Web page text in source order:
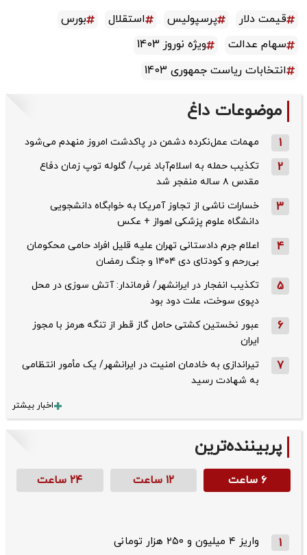
قیمت دلار پرسپولیس استقلال
بورس
سهام عدالت
ویژه نوروز 1403
انتخابات ریاست جمهوری 1403
موضوعات داغ
1 مهمات عمل‌نکرده دشمن در پاکدشت امروز منهدم می‌شود
2
تکذیب حمله به اسلام‌آباد غرب/ گلوله توپ زمان دفاع
مقدس ۸ ساله منفجر شد
3
خسارات ناشی از تجاوز آمریکا به خوابگاه دانشجویی
دانشگاه علوم پزشکی اهواز + عکس
4
اعلام جرم دادستانی تهران علیه قلیل افراد حامی محکومان
بی‌رحم و کودتای دی‌ ۱۴۰۴ و جنگ رمضان
5
تکذیب ‌انفجار در ایرانشهر/ فرماندار: آتش سوزی در محل
دپوی سوخت، علت دود بود
6
عبور نخستین کشتی حامل گاز قطر از تنگه هرمز با مجوز
ایران
7
تیراندازی به خادمان امنیت در ایرانشهر/ یک مأمور انتظامی
به شهادت رسید
اخبار بیشتر
پربیننده‌ترین
۶ ساعت ۱۲ ساعت ۲۴ ساعت
1 واریز ۴ میلیون و ۲۵۰ هزار تومانی